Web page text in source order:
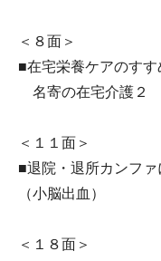
＜８面＞
■在宅栄養ケアのす
名寄の在宅介護２
＜１１面＞
■退院・退所カンフ
（小脳出血）
＜１８面＞